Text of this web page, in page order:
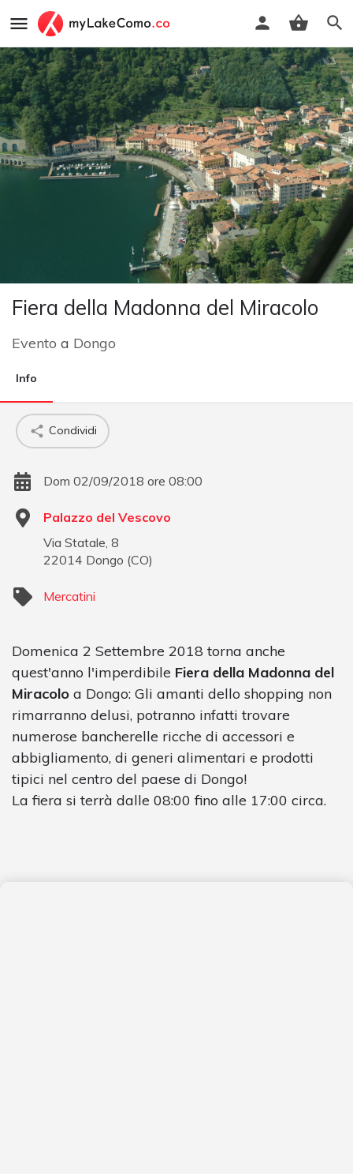
Fiera della Madonna del Miracolo
Evento a Dongo
Info
Condividi
Dom 02/09/2018 ore 08:00
Palazzo del Vescovo
Via Statale, 8
22014 Dongo (CO)
Mercatini
Domenica 2 Settembre 2018 torna anche
quest'anno l'imperdibile Fiera della Madonna del
Miracolo a Dongo: Gli amanti dello shopping non
rimarranno delusi, potranno infatti trovare
numerose bancherelle ricche di accessori e
abbigliamento, di generi alimentari e prodotti
tipici nel centro del paese di Dongo!
La fiera si terrà dalle 08:00 fino alle 17:00 circa.